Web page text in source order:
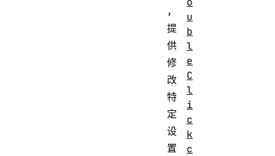
，
提
供
修
改
特
定
设
置
u
b
l
e
C
l
i
c
k
c